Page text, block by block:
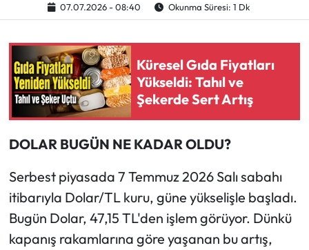
07.07.2026 - 08:40 Okunma Süresi: 1 Dk
Küresel Gıda Fiyatları
Yükseldi: Tahıl ve
Şekerde Sert Artış
DOLAR BUGÜN NE KADAR OLDU?
Serbest piyasada 7 Temmuz 2026 Salı sabahı
itibarıyla Dolar/TL kuru, güne yükselişle başladı.
Bugün Dolar, 47,15 TL'den işlem görüyor. Dünkü
kapanış rakamlarına göre yaşanan bu artış,
Ekonomi
Sağlık
Turizm
Teknoloji